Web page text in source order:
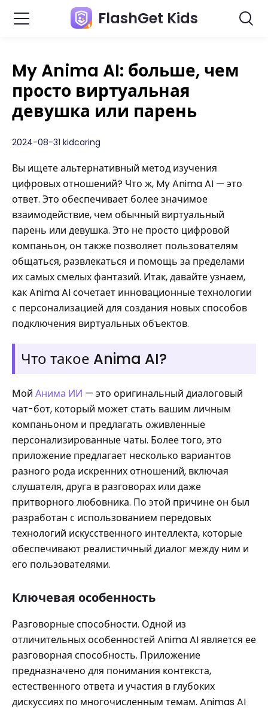
FlashGet Kids
My Anima AI: больше, чем
просто виртуальная
девушка или парень
2024-08-31 kidcaring
Вы ищете альтернативный метод изучения
цифровых отношений? Что ж, My Anima AI — это
ответ. Это обеспечивает более значимое
взаимодействие, чем обычный виртуальный
парень или девушка. Это не просто цифровой
компаньон, он также позволяет пользователям
общаться, развлекаться и помощь за пределами
их самых смелых фантазий. Итак, давайте узнаем,
как Anima AI сочетает инновационные технологии
с персонализацией для создания новых способов
подключения виртуальных объектов.
Что такое Anima AI?
Мой Анима ИИ — это оригинальный диалоговый
чат-бот, который может стать вашим личным
компаньоном и предлагать оживленные
персонализированные чаты. Более того, это
приложение предлагает несколько вариантов
разного рода искренних отношений, включая
слушателя, друга в разговорах или даже
притворного любовника. По этой причине он был
разработан с использованием передовых
технологий искусственного интеллекта, которые
обеспечивают реалистичный диалог между ним и
его пользователями.
Ключевая особенность
Разговорные способности. Одной из
отличительных особенностей Anima AI является ее
разговорная способность. Приложение
предназначено для понимания контекста,
естественного ответа и участия в глубоких
дискуссиях по многочисленным темам. Animas AI